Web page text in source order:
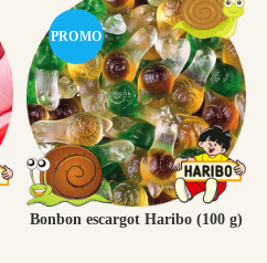
PROMO
!
Bonbon escargot Haribo (100 g)​